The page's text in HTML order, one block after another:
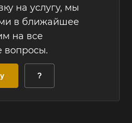
на услугу, мы
в ближайшее
на все
вопросы.
?